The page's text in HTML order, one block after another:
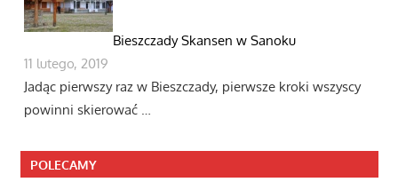
Bieszczady Skansen w Sanoku
11 lutego, 2019
Jadąc pierwszy raz w Bieszczady, pierwsze kroki wszyscy
powinni skierować …
POLECAMY